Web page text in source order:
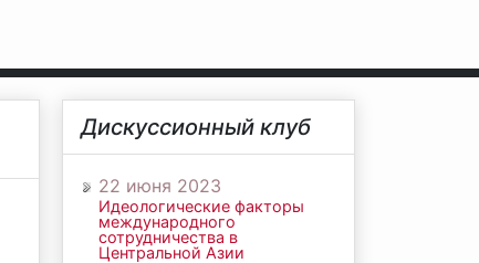
Дискуссионный клуб
22 июня 2023
Идеологические факторы
международного
сотрудничества в
Центральной Азии